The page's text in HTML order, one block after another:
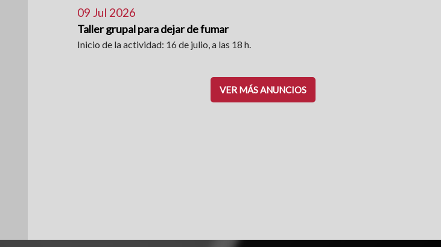
09 Jul 2026
Taller grupal para dejar de fumar
Inicio de la actividad: 16 de julio, a las 18 h.
VER MÁS ANUNCIOS